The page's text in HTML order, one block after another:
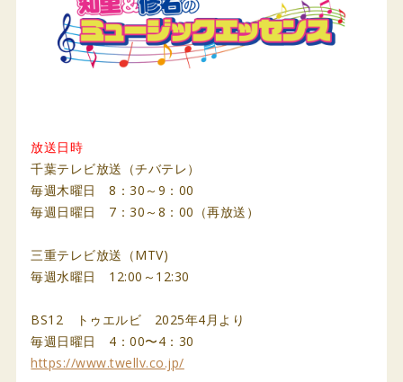
放送日時
千葉テレビ放送（チバテレ）
毎週木曜日 8：30～9：00
毎週日曜日 7：30～8：00（再放送）
三重テレビ放送（MTV)
毎週水曜日 12:00～12:30
BS12 トゥエルビ 2025年4月より
毎週日曜日 4：00〜4：30
https://www.twellv.co.jp/